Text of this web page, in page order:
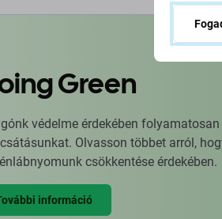
Green
védelme érdekében
Olvasson többet arról,
csökkentése érdekében.
információ